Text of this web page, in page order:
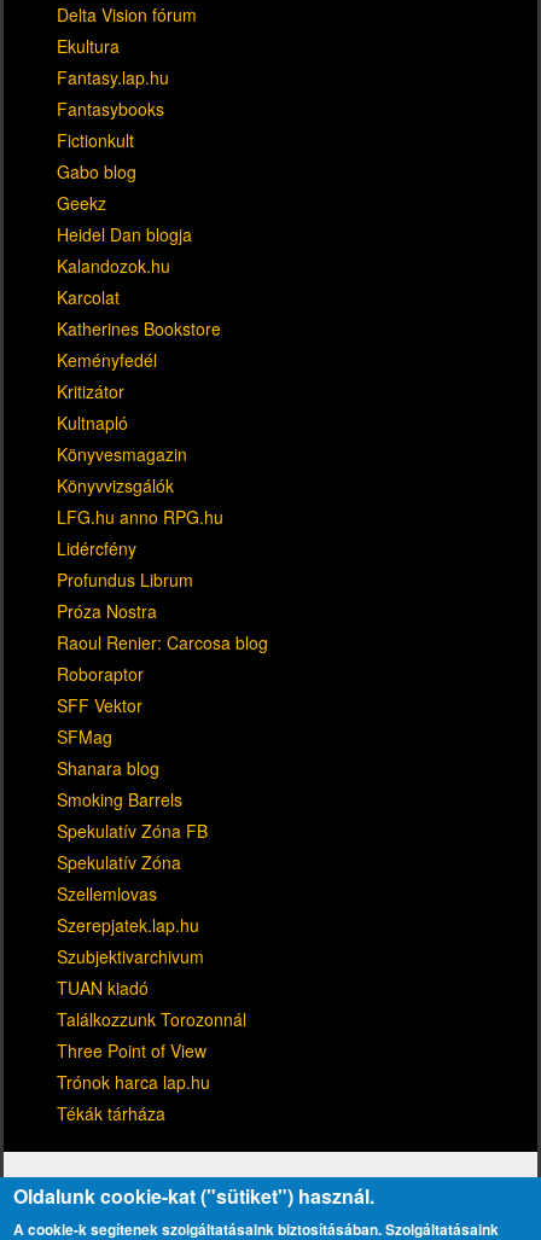
Delta Vision fórum
Ekultura
Fantasy.lap.hu
Fantasybooks
Fictionkult
Gabo blog
Geekz
Heidel Dan blogja
Kalandozok.hu
Karcolat
Katherines Bookstore
Keményfedél
Kritizátor
Kultnapló
Könyvesmagazin
Könyvvizsgálók
LFG.hu anno RPG.hu
Lidércfény
Profundus Librum
Próza Nostra
Raoul Renier: Carcosa blog
Roboraptor
SFF Vektor
SFMag
Shanara blog
Smoking Barrels
Spekulatív Zóna FB
Spekulatív Zóna
Szellemlovas
Szerepjatek.lap.hu
Szubjektivarchivum
TUAN kiadó
Találkozzunk Torozonnál
Three Point of View
Trónok harca lap.hu
Tékák tárháza
Oldalunk cookie-kat ("sütiket") használ.
A cookie-k segítenek szolgáltatásaink biztosításában. Szolgáltatásaink